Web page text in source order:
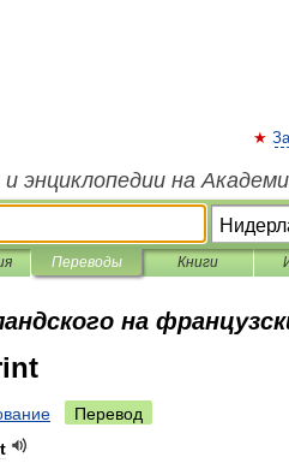
энциклопедии на
Переводы Книги
на
Перевод